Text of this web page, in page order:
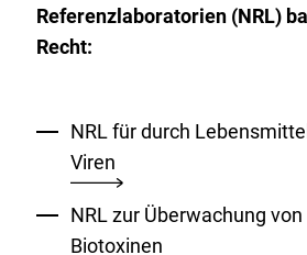
Referenzlaboratorien (NRL)
Recht:
NRL für durch
Viren
NRL zur Überwachung
Biotoxinen